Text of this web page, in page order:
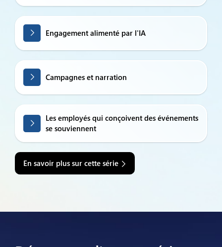
Engagement alimenté par l'IA
Campagnes et narration
Les employés qui conçoivent des événements
se souviennent
En savoir plus sur cette série